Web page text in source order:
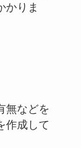
かりま
無などを
作成して